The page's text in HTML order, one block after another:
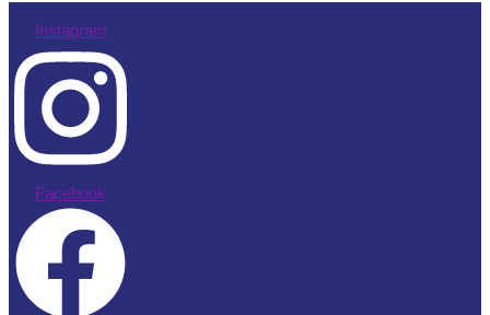
Instagram
Facebook